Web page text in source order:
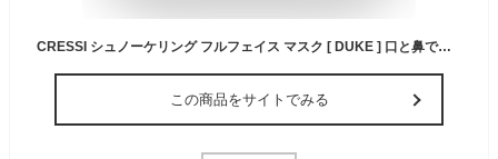
CRESSI シュノーケリング フルフェイス マスク [ DUKE ] 口と鼻で呼吸可能 広い視界 曇りにくい シリコンスカート クリア/ブラック (M/Lサイズ) XDT010050 【正規品】
この商品をサイトでみる